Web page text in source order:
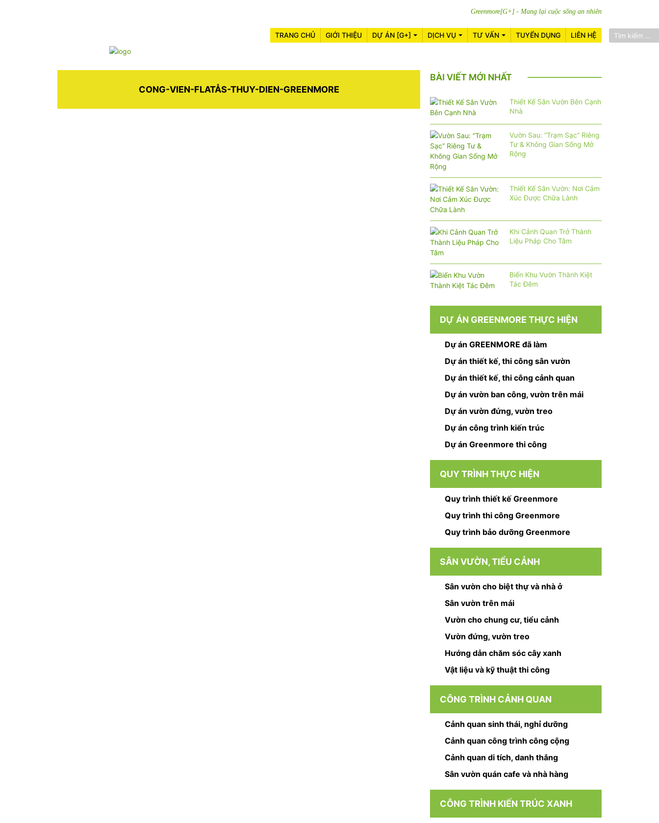
Greenmore[G+] - Mang lại cuộc sống an nhiên
TRANG CHỦ GIỚI THIỆU DỰ ÁN [G+] DỊCH VỤ TƯ VẤN TUYỂN DỤNG LIÊN HỆ
CONG-VIEN-FLATÅS-THUY-DIEN-GREENMORE
BÀI VIẾT MỚI NHẤT
Thiết Kế Sân Vườn Bên Cạnh
Nhà
Vườn Sau: “Trạm Sạc” Riêng
Tư & Không Gian Sống Mở
Rộng
Thiết Kế Sân Vườn: Nơi Cảm
Xúc Được Chữa Lành
Khi Cảnh Quan Trở Thành
Liệu Pháp Cho Tâm
Biến Khu Vườn Thành Kiệt
Tác Đêm
DỰ ÁN GREENMORE THỰC HIỆN
Dự án GREENMORE đã làm
Dự án thiết kế, thi công sân vườn
Dự án thiết kế, thi công cảnh quan
Dự án vườn ban công, vườn trên mái
Dự án vườn đứng, vườn treo
Dự án công trình kiến trúc
Dự án Greenmore thi công
QUY TRÌNH THỰC HIỆN
Quy trình thiết kế Greenmore
Quy trình thi công Greenmore
Quy trình bảo dưỡng Greenmore
SÂN VƯỜN, TIỂU CẢNH
Sân vườn cho biệt thự và nhà ở
Sân vườn trên mái
Vườn cho chung cư, tiểu cảnh
Vườn đứng, vườn treo
Hướng dẫn chăm sóc cây xanh
Vật liệu và kỹ thuật thi công
CÔNG TRÌNH CẢNH QUAN
Cảnh quan sinh thái, nghỉ dưỡng
Cảnh quan công trình công cộng
Cảnh quan di tích, danh thắng
Sân vườn quán cafe và nhà hàng
CÔNG TRÌNH KIẾN TRÚC XANH